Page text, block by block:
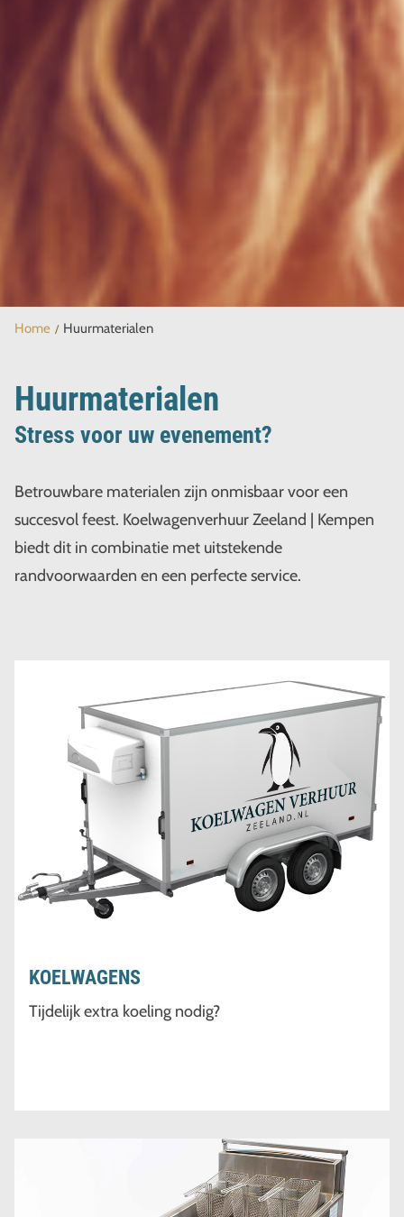
Home Huurmaterialen
Huurmaterialen
Stress voor uw evenement?
Betrouwbare materialen zijn onmisbaar voor een
succesvol feest. Koelwagenverhuur Zeeland | Kempen
biedt dit in combinatie met uitstekende
randvoorwaarden en een perfecte service.
KOELWAGENS
Tijdelijk extra koeling nodig?